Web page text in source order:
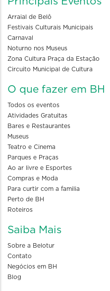
Arraial de Belô
Festivais Culturais Municipais
Carnaval
Noturno nos Museus
Zona Cultura Praça da Estação
Circuito Municipal de Cultura
O que fazer em BH
Todos os eventos
Atividades Gratuitas
Bares e Restaurantes
Museus
Teatro e Cinema
Parques e Praças
Ao ar livre e Esportes
Compras e Moda
Para curtir com a familia
Perto de BH
Roteiros
Saiba Mais
Sobre a Belotur
Contato
Negócios em BH
Blog